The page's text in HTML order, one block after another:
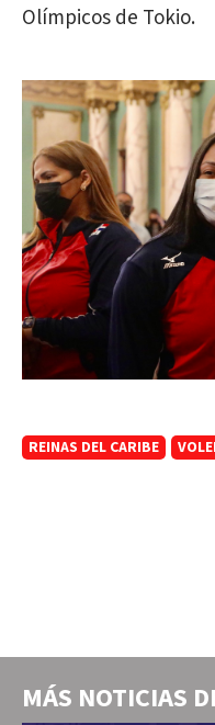
Olímpicos de Tokio.
REINAS DEL CARIBE
MÁS NOTICIAS